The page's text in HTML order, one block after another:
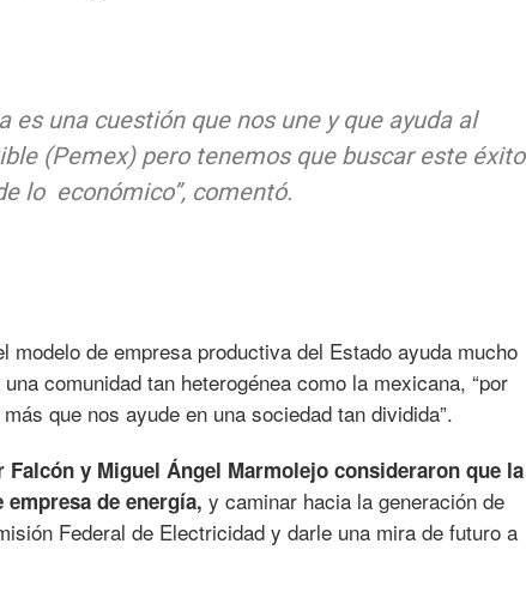
es una cuestión que nos une y que ayuda al
(Pemex) pero tenemos que buscar este éxito
lo económico”, comentó.
modelo de empresa productiva del Estado ayuda mucho
comunidad tan heterogénea como la mexicana, “por
que nos ayude en una sociedad tan dividida”.
Falcón y Miguel Ángel Marmolejo consideraron que la
de energía, y caminar hacia la generación de
Federal de Electricidad y darle una mira de futuro a